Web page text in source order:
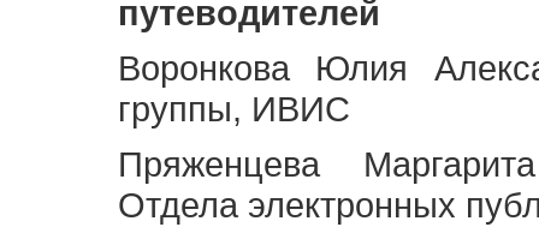
путеводителей
Воронкова Юлия
группы, ИВИС
Пряженцева
Отдела электронных